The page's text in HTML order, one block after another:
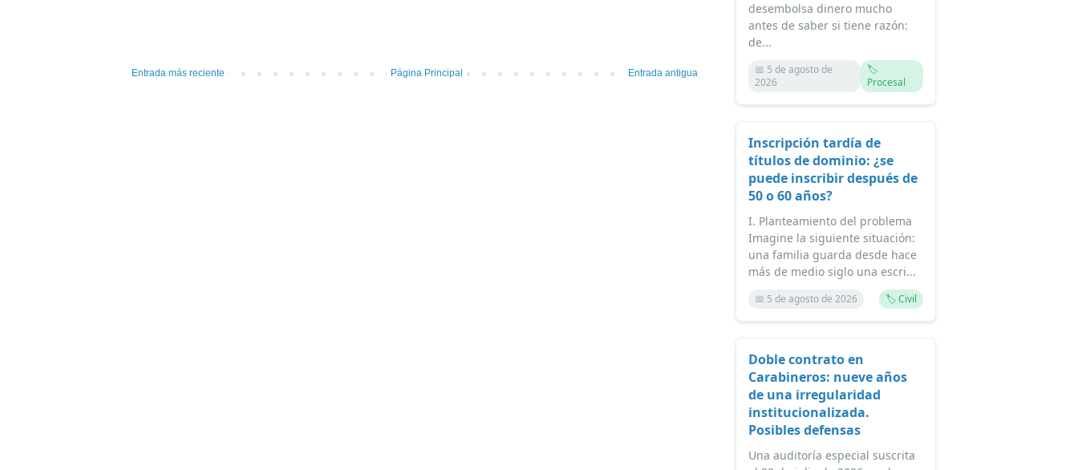
Entrada más reciente Entrada antigua
Página Principal
desembolsa dinero mucho
antes de saber si tiene razón:
de...
📅 5 de agosto de
2026
🏷️
Procesal
Inscripción tardía de
títulos de dominio: ¿se
puede inscribir después de
50 o 60 años?
I. Planteamiento del problema
Imagine la siguiente situación:
una familia guarda desde hace
más de medio siglo una escri...
📅 5 de agosto de 2026 🏷️ Civil
Doble contrato en
Carabineros: nueve años
de una irregularidad
institucionalizada.
Posibles defensas
Una auditoría especial suscrita